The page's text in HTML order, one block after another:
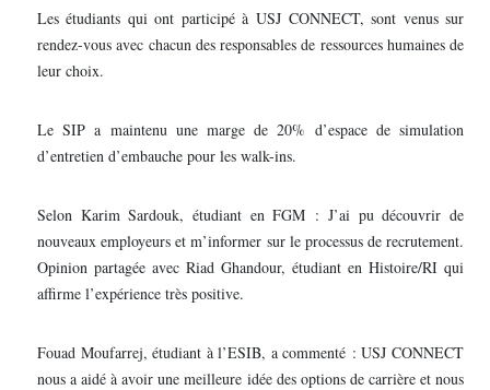
Les étudiants qui ont participé à USJ CONNECT, sont venus sur
rendez-vous avec chacun des responsables de ressources humaines de
leur choix.
Le SIP a maintenu une marge de 20% d’espace de simulation
d’entretien d’embauche pour les walk-ins.
Selon Karim Sardouk, étudiant en FGM : J’ai pu découvrir de
nouveaux employeurs et m’informer sur le processus de recrutement.
Opinion partagée avec Riad Ghandour, étudiant en Histoire/RI qui
affirme l’expérience très positive.
Fouad Moufarrej, étudiant à l’ESIB, a commenté : USJ CONNECT
nous a aidé à avoir une meilleure idée des options de carrière et nous